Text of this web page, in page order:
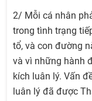
2/ Mỗi cá nhân
trong tình trạng
tổ, và con đường
và vì những hành
kích luân lý. Vấn
luân lý đã được